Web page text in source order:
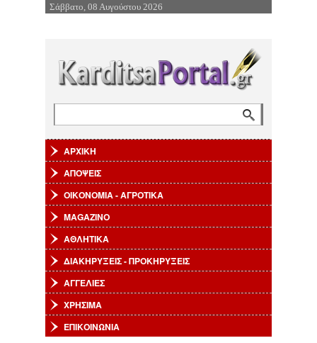
Επιστροφή στην Πλοήγηση
Σάββατο, 08 Αυγούστου 2026
ΑΡΧΙΚΗ
ΑΠΟΨΕΙΣ
ΟΙΚΟΝΟΜΙΑ - ΑΓΡΟΤΙΚΑ
MAGAZINO
ΑΘΛΗΤΙΚΑ
ΔΙΑΚΗΡΥΞΕΙΣ - ΠΡΟΚΗΡΥΞΕΙΣ
ΑΓΓΕΛΙΕΣ
ΧΡΗΣΙΜΑ
ΕΠΙΚΟΙΝΩΝΙΑ